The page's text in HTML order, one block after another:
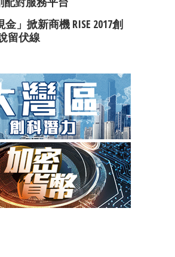
」掀新商機 RISE 2017創
留伏線